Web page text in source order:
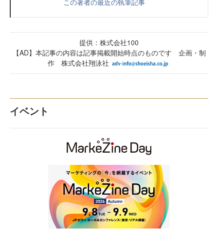
提供：株式会社100
【AD】本記事の内容は記事掲載開始時点のものです 企画・制
作 株式会社翔泳社
イベント